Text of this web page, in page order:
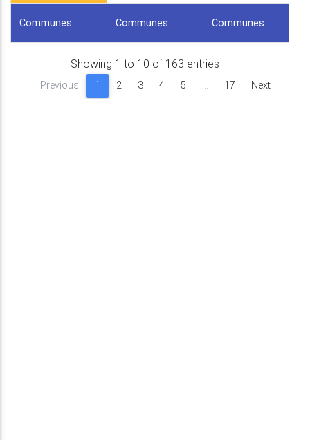
Communes Communes Communes
Showing 1 to 10 of 163 entries
Previous 1 2 3 4 5 … 17 Next